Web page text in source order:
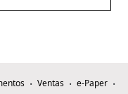
Ventas
e-Paper